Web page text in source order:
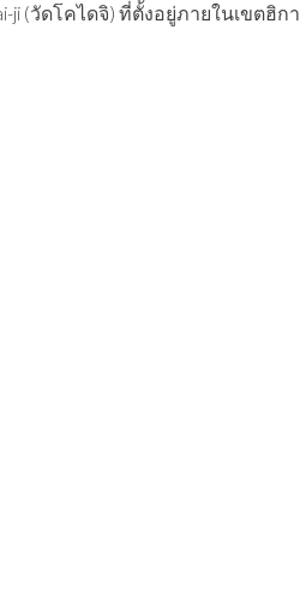
ji (วัดโคไดจิ) ที่ตั้งอยู่ภายในเขตฮิกา